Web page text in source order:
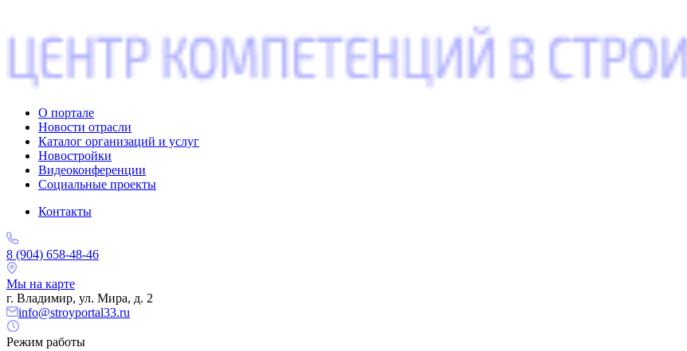
О портале
Новости отрасли
Каталог организаций и услуг
Новостройки
Видеоконференции
Социальные проекты
Контакты
8 (904) 658-48-46
Мы на карте
г. Владимир, ул. Мира, д. 2
info@stroyportal33.ru
Режим работы